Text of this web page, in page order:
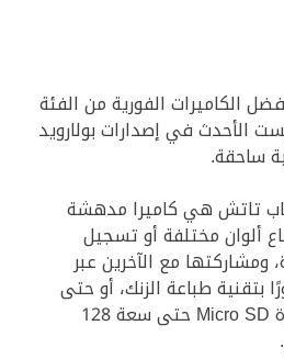
الكاميرات الفورية من الفئة
الأحدث في إصدارات بولارويد
ساحقة.
تاتش هي كاميرا مدهشة
ألوان مختلفة أو تسجيل
ومشاركتها مع الآخرين عبر
بتقنية طباعة الزنك، أو حتى
حفظها على بطاقة ذاكرة Micro SD حتى سعة 128